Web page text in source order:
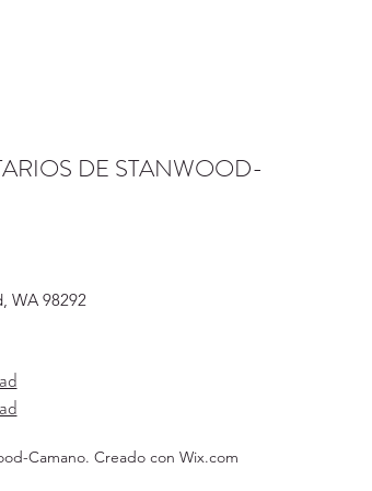
DE STANWOOD-
WA 98292
Camano. Creado con Wix.com